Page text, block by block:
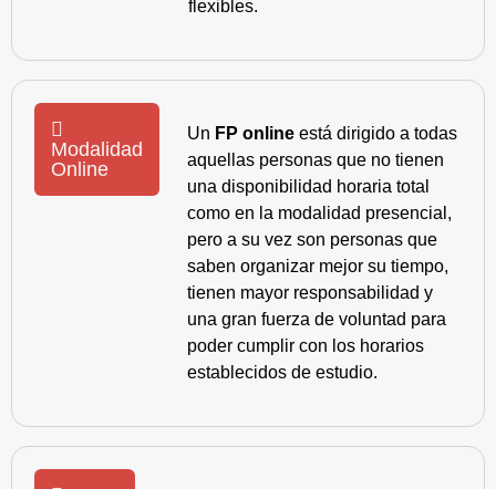
flexibles.
Modalidad
Online
Un FP online está dirigido a todas
aquellas personas que no tienen
una disponibilidad horaria total
como en la modalidad presencial,
pero a su vez son personas que
saben organizar mejor su tiempo,
tienen mayor responsabilidad y
una gran fuerza de voluntad para
poder cumplir con los horarios
establecidos de estudio.